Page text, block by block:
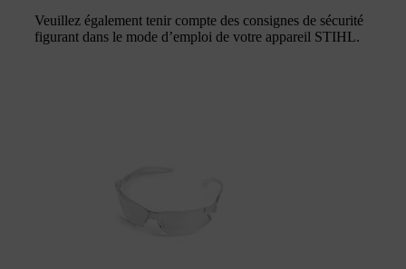
Veuillez également tenir compte des consignes de sécurité
figurant dans le mode d’emploi de votre appareil STIHL.